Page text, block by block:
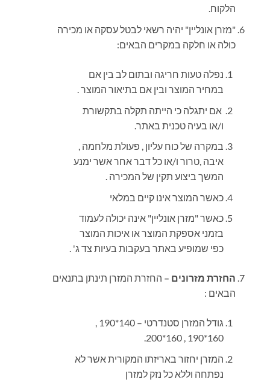
הלקוח.
"מזרן אונליין" יהיה רשאי לבטל עסקה או מכירה
כולה או חלקה במקרים הבאים:
נפלה טעות חריגה ובתום לב בין אם
במחיר המוצר ובין אם בתיאור המוצר .
אם יתגלה כי הייתה תקלה בתקשורת
ו/או בעיה טכנית באתר.
במקרה של כוח עליון , פעולת מלחמה ,
איבה ,טרור ו/או כל דבר אחר אשר ימנע
המשך ביצוע תקין של המכירה .
כאשר המוצר אינו קיים במלאי
כאשר "מזרן אונליין" אינה יכולה לעמוד
בזמני אספקת המוצר או איכות המוצר
כפי שמופיע באתר בעקבות בעיות צד ג' .
החזרת מזרונים – החזרת המזרן תינתן בתנאים
הבאים :
גודל המזרן סטנדרטי – 140*190 ,
160*190 , 160*200.
המזרן יחזור באריזתו המקורית אשר לא
נפתחה וללא כל נזק למזרן